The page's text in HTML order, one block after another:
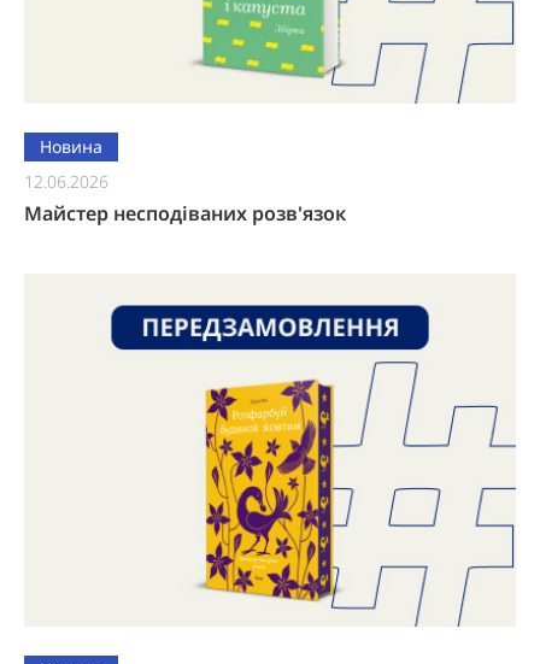
Новина
12.06.2026
Майстер несподіваних розв'язок